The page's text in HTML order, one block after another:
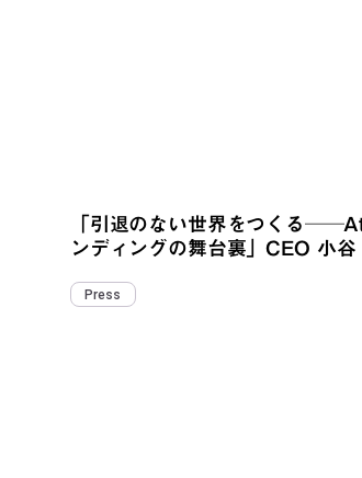
「引退のない世界をつくる
ンディングの舞台裏」CEO 小
Press